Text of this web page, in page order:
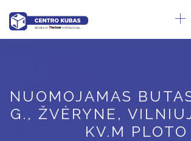
NUOMOJAMAS
G., ŽVĖRYNE,
KV.M PLOTO